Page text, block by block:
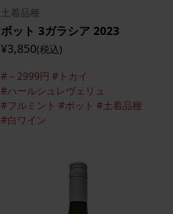
土着品種
ボット 3ガラシア 2023
¥3,850(税込)
#～2999円 #トカイ
#ハールシュレヴェリュ
#フルミント #ボット #土着品種
#白ワイン